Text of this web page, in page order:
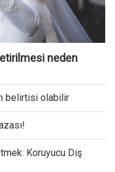
neden
belirtisi olabilir
Koruyucu Diş